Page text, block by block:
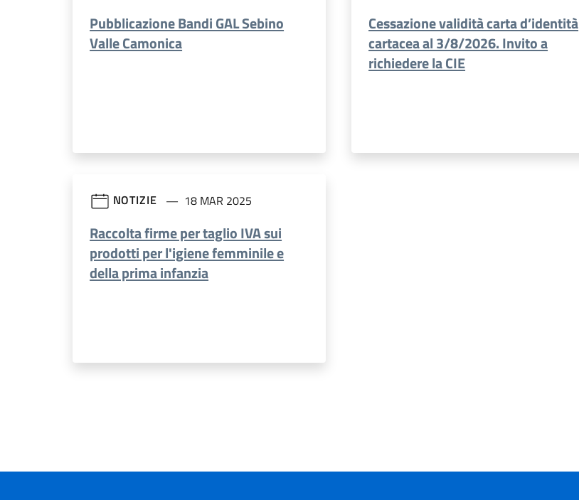
Pubblicazione Bandi GAL Sebino
Valle Camonica
Cessazione validità carta d’identità
cartacea al 3/8/2026. Invito a
richiedere la CIE
NOTIZIE 18 MAR 2025
Raccolta firme per taglio IVA sui
prodotti per l'igiene femminile e
della prima infanzia